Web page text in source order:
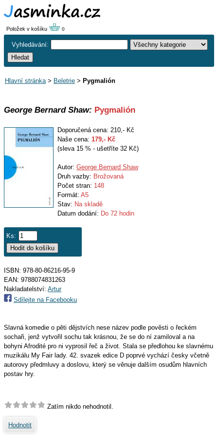
Položek v košíku 0
Vyhledávání:
Hlavní stránka> Beletrie > Pygmalión
George Bernard Shaw: Pygmalión
Doporučená cena: 210,- Kč
Naše cena: 179,- Kč
(sleva 15 % - ušetříte 32 Kč)
Autor: George Bernard Shaw
Druh vazby: Brožovaná
Počet stran: 148
Formát: A5
Stav: Na skladě
Datum dodání: Do 72 hodin
Ks:
ISBN: 978-80-86216-95-9
EAN: 9788074831263
Nakladatelství: Artur
Sdílejte na Facebooku
Slavná komedie o pěti dějstvích nese název podle pověsti o řeckém
sochaři, jenž vytvořil sochu tak krásnou, že se do ní zamiloval a na
bohyni Afrodité pro ni vyprosil řeč a život. Stala se předlohou ke slavnému
muzikálu My Fair lady. 42. svazek edice D poprvé vychází česky včetně
autorovy předmluvy a doslovu, který se věnuje dalším osudům hlavních
postav hry.
Zatím nikdo nehodnotil.
Hodnotit